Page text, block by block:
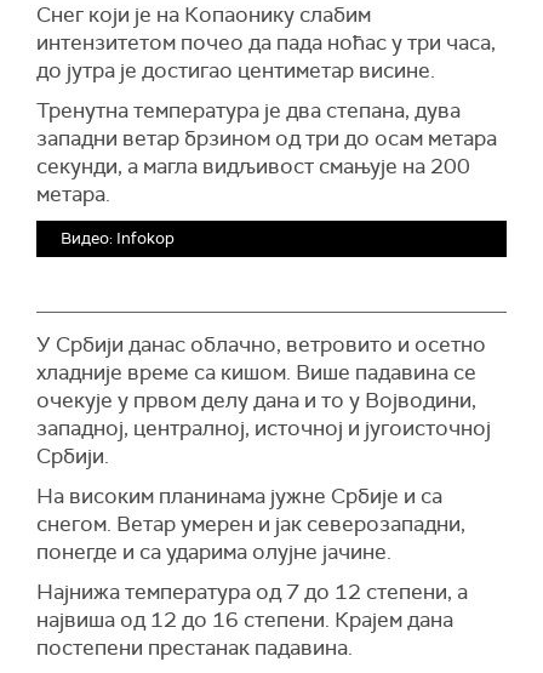
Снег који је на Копаонику слабим
интензитетом почео да пада ноћас у три часа,
до јутра је достигао центиметар висине.
Тренутна температура је два степана, дува
западни ветар брзином од три до осам метара
секунди, а магла видљивост смањује на 200
метара.
Видео: Infokop
У Србији данас облачно, ветровито и осетно
хладније време са кишом. Више падавина се
очекује у првом делу дана и то у Војводини,
западној, централној, источној и југоисточној
Србији.
На високим планинама јужне Србије и са
снегом. Ветар умерен и јак северозападни,
понегде и са ударима олујне јачине.
Најнижа температура од 7 до 12 степени, а
највиша од 12 до 16 степени. Крајем дана
постепени престанак падавина.